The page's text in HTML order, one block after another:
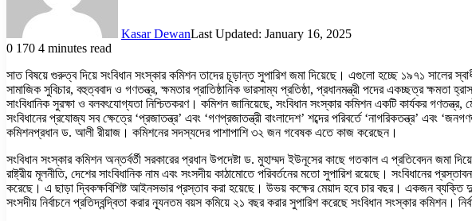
Kasar DewanLast Updated: January 16, 2025
0 170 4 minutes read
সাত বিষয়ে গুরুত্ব দিয়ে সংবিধান সংস্কার কমিশন তাদের চূড়ান্ত সুপারিশ জমা দিয়েছে। এগুলো হচ্ছে ১৯৭১ সালের
সামাজিক সুবিচার, বহুত্ববাদ ও গণতন্ত্র, ক্ষমতার প্রাতিষ্ঠানিক ভারসাম্য প্রতিষ্ঠা, প্রধানমন্ত্রী পদের একচ্ছত্র ক্ষমতা
সাংবিধানিক সুরক্ষা ও বলবৎযোগ্যতা নিশ্চিতকরণ। কমিশন জানিয়েছে, সংবিধান সংস্কার কমিশন একটি কার্যকর
সংবিধানের প্রযোজ্য সব ক্ষেত্রে ‘প্রজাতন্ত্র’ এবং ‘গণপ্রজাতন্ত্রী বাংলাদেশ’ শব্দের পরিবর্তে ‘নাগরিকতন্ত্র’ এবং
কমিশনপ্রধান ড. আলী রীয়াজ। কমিশনের সদস্যদের পাশাপাশি ৩২ জন গবেষক এতে কাজ করেছেন।
সংবিধান সংস্কার কমিশন অন্তর্বর্তী সরকারের প্রধান উপদেষ্টা ড. মুহাম্মদ ইউনূসের কাছে গতকাল এ প্রতিবেদন জমা
রাষ্ট্রীয় মূলনীতি, দেশের সাংবিধানিক নাম এবং সংসদীয় কাঠামোতে পরিবর্তনের মতো সুপারিশ রয়েছে। সংবিধানের
করেছে। এ ছাড়া দ্বিকক্ষবিশিষ্ট আইনসভার প্রস্তাব করা হয়েছে। উভয় কক্ষের মেয়াদ হবে চার বছর। একজন ব্যক্তি
সংসদীয় নির্বাচনে প্রতিদ্বন্দ্বিতা করার ন্যূনতম বয়স কমিয়ে ২১ বছর করার সুপারিশ করেছে সংবিধান সংস্কার কমিশন।